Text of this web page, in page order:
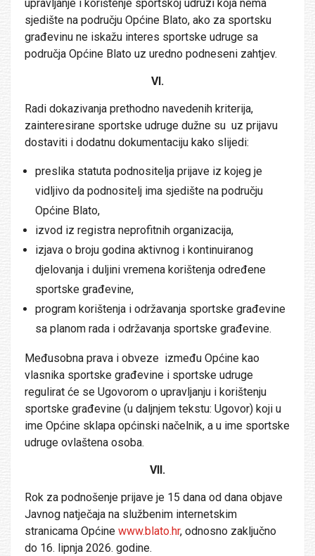
upravljanje i korištenje sportskoj udruzi koja nema
sjedište na području Općine Blato, ako za sportsku
građevinu ne iskažu interes sportske udruge sa
područja Općine Blato uz uredno podneseni zahtjev.
VI.
Radi dokazivanja prethodno navedenih kriterija,
zainteresirane sportske udruge dužne su uz prijavu
dostaviti i dodatnu dokumentaciju kako slijedi:
preslika statuta podnositelja prijave iz kojeg je
vidljivo da podnositelj ima sjedište na području
Općine Blato,
izvod iz registra neprofitnih organizacija,
izjava o broju godina aktivnog i kontinuiranog
djelovanja i duljini vremena korištenja određene
sportske građevine,
program korištenja i održavanja sportske građevine
sa planom rada i održavanja sportske građevine.
Međusobna prava i obveze između Općine kao
vlasnika sportske građevine i sportske udruge
regulirat će se Ugovorom o upravljanju i korištenju
sportske građevine (u daljnjem tekstu: Ugovor) koji u
ime Općine sklapa općinski načelnik, a u ime sportske
udruge ovlaštena osoba.
VII.
Rok za podnošenje prijave je 15 dana od dana objave
Javnog natječaja na službenim internetskim
stranicama Općine www.blato.hr, odnosno zaključno
do 16. lipnja 2026. godine.